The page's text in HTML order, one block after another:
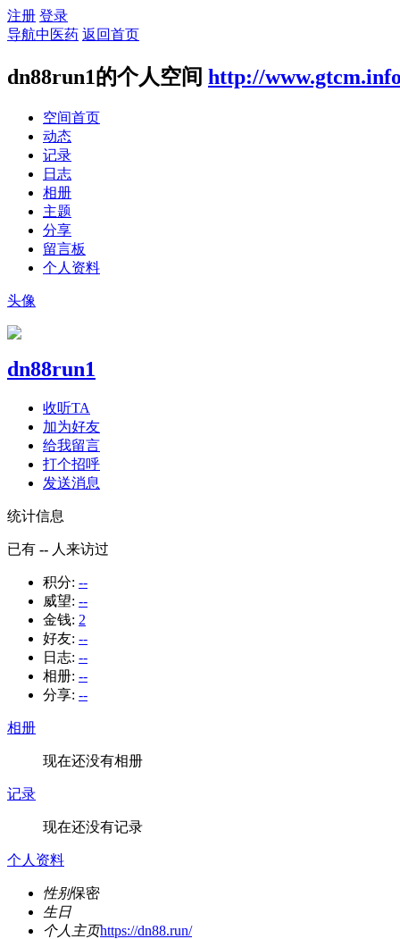
注册 登录
导航中医药 返回首页
dn88run1的个人空间 http://
空间首页
动态
记录
日志
相册
主题
分享
留言板
个人资料
头像
dn88run1
收听TA
加为好友
给我留言
打个招呼
发送消息
统计信息
已有 -- 人来访过
积分: --
威望: --
金钱: 2
好友: --
日志: --
相册: --
分享: --
相册
现在还没有相册
记录
现在还没有记录
个人资料
性别保密
生日
个人主页https://dn88.run/